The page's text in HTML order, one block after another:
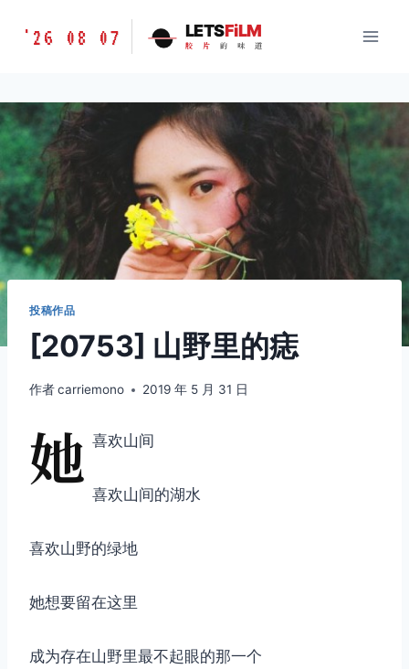
胶
味
道
LETSFILM
'26 08 07 LETSFiLM
胶 片 的 味 道
投稿作品
[20753] 山野里的痣
作者carriemono 2019 年 5 月 31 日
她 喜欢山间
喜欢山间的湖水
喜欢山野的绿地
她想要留在这里
成为存在山野里最不起眼的那一个